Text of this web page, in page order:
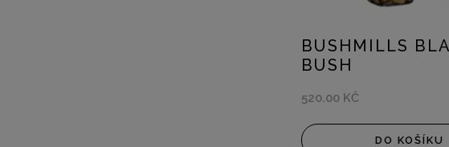
BUSHMILLS
BUSH
520.00 KČ
DO KOŠÍKU